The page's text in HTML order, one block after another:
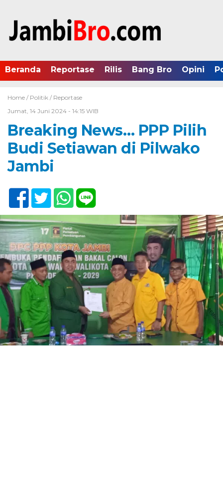
Beranda Reportase Rilis Bang Bro Opini
Home / Politik / Reportase
Jumat, 14 Juni 2024 - 14:15 WIB
Breaking News… PPP Pilih
Budi Setiawan di Pilwako
Jambi